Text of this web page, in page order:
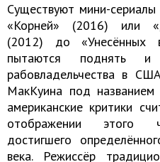
Существуют мини-
«Корней» (2016) или
(2012) до «Унесённых
пытаются поднять и
рабовладельчества в
МакКуина под
американские критики
отображении этого
достигшего
века. Режиссёр